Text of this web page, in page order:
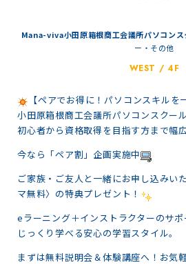
Mana-viva小田原箱根商工会議所パソコンス
ー・その他
WEST / 4F
【ペアでお得に！パソコンスキルを
小田原箱根商工会議所パソコンスクール
初心者から資格取得を目指す方まで幅
今なら「ペア割」企画実施中
ご家族・ご友人と一緒にお申し込みい
マ無料〉の特典プレゼント！
eラーニング＋インストラクターのサ
じっくり学べる安心の学習スタイル。
まずは無料説明会＆体験講座へ！お気